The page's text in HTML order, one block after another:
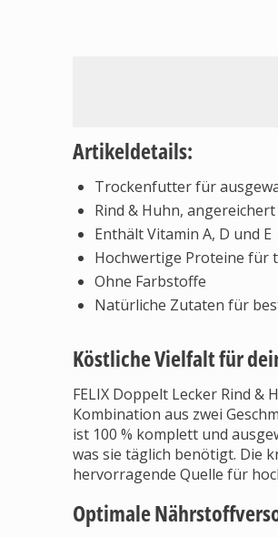
Artikeldetails:
Trockenfutter für
Rind & Huhn,
Enthält Vitamin A, D und E
Hochwertige Proteine für
Ohne Farbstoffe
Natürliche Zutaten für
Köstliche Vielfalt für
FELIX Doppelt Lecker Rind
Kombination aus zwei
ist 100 % komplett und
was sie täglich benötigt. Die
hervorragende Quelle für
Optimale